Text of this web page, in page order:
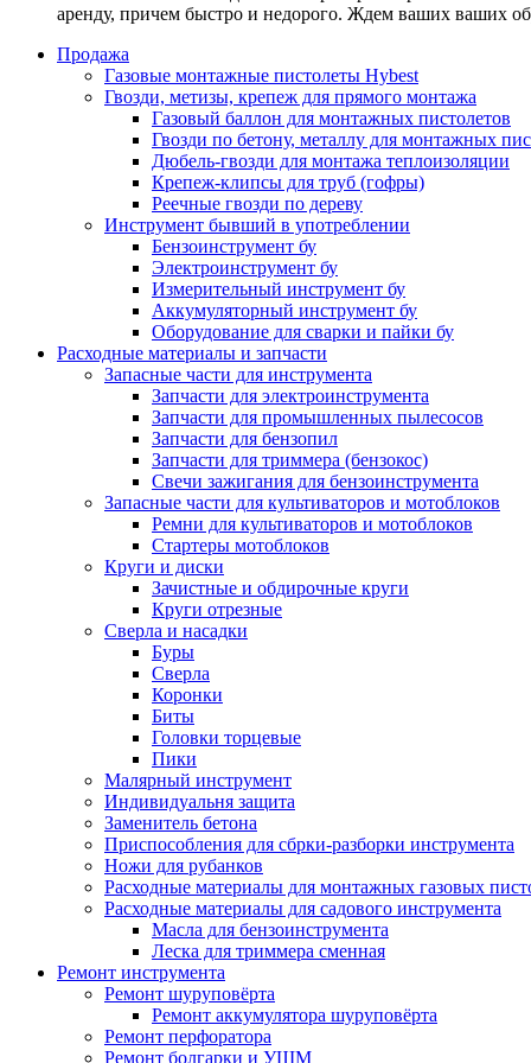
аренду, причем быстро и недорого. Ждем ваших ваших
Продажа
Газовые монтажные пистолеты Hybest
Гвозди, метизы, крепеж для прямого монтажа
Газовый баллон для монтажных пистолетов
Гвозди по бетону, металлу для монтажных
Дюбель-гвозди для монтажа теплоизоляции
Крепеж-клипсы для труб (гофры)
Реечные гвозди по дереву
Инструмент бывший в употреблении
Бензоинструмент бу
Электроинструмент бу
Измерительный инструмент бу
Аккумуляторный инструмент бу
Оборудование для сварки и пайки бу
Расходные материалы и запчасти
Запасные части для инструмента
Запчасти для электроинструмента
Запчасти для промышленных пылесосов
Запчасти для бензопил
Запчасти для триммера (бензокос)
Свечи зажигания для бензоинструмента
Запасные части для культиваторов и мотоблоков
Ремни для культиваторов и мотоблоков
Стартеры мотоблоков
Круги и диски
Зачистные и обдирочные круги
Круги отрезные
Сверла и насадки
Буры
Сверла
Коронки
Биты
Головки торцевые
Пики
Малярный инструмент
Индивидуальня защита
Заменитель бетона
Приспособления для сбрки-разборки инструмента
Ножи для рубанков
Расходные материалы для монтажных газовых
Расходные материалы для садового инструмента
Масла для бензоинструмента
Леска для триммера сменная
Ремонт инструмента
Ремонт шуруповёрта
Ремонт аккумулятора шуруповёрта
Ремонт перфоратора
Ремонт болгарки и УШМ